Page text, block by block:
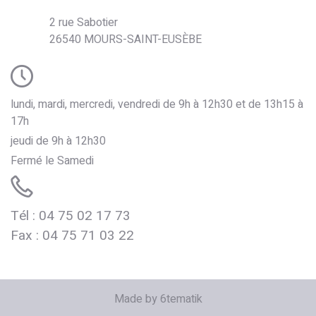
2 rue Sabotier
26540 MOURS-SAINT-EUSÈBE
lundi, mardi, mercredi, vendredi de 9h à 12h30 et de 13h15 à
17h
jeudi de 9h à 12h30
Fermé le Samedi
Tél : 04 75 02 17 73
Fax : 04 75 71 03 22
Made by 6tematik